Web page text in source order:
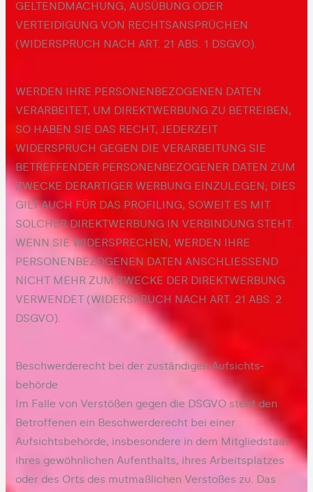
GELTENDMACHUNG, AUSÜBUNG ODER
VERTEIDIGUNG VON RECHTSANSPRÜCHEN
(WIDERSPRUCH NACH ART. 21 ABS. 1 DSGVO).
WERDEN IHRE PERSONENBEZOGENEN DATEN
VERARBEITET, UM DIREKTWERBUNG ZU BETREIBEN,
SO HABEN SIE DAS RECHT, JEDERZEIT
WIDERSPRUCH GEGEN DIE VERARBEITUNG SIE
BETREFFENDER PERSONENBEZOGENER DATEN ZUM
ZWECKE DERARTIGER WERBUNG EINZULEGEN; DIES
GILT AUCH FÜR DAS PROFILING, SOWEIT ES MIT
SOLCHER DIREKTWERBUNG IN VERBINDUNG STEHT.
WENN SIE WIDERSPRECHEN, WERDEN IHRE
PERSONENBEZOGENEN DATEN ANSCHLIESSEND
NICHT MEHR ZUM ZWECKE DER DIREKTWERBUNG
VERWENDET (WIDERSPRUCH NACH ART. 21 ABS. 2
DSGVO).
Beschwerde­recht bei der zuständigen Aufsichts­
behörde
Im Falle von Verstößen gegen die DSGVO steht den
Betroffenen ein Beschwerderecht bei einer
Aufsichtsbehörde, insbesondere in dem Mitgliedstaat
ihres gewöhnlichen Aufenthalts, ihres Arbeitsplatzes
oder des Orts des mutmaßlichen Verstoßes zu. Das